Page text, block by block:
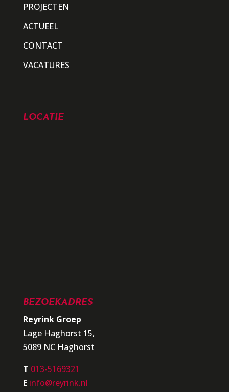
PROJECTEN
ACTUEEL
CONTACT
VACATURES
LOCATIE
BEZOEKADRES
Reyrink Groep
Lage Haghorst 15,
5089 NC Haghorst
T 013-5169321
E info@reyrink.nl